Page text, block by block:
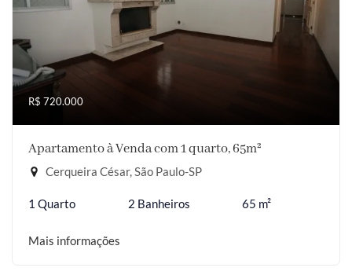
R$ 720.000
Apartamento à Venda com 1 quarto, 65m²
Cerqueira César, São Paulo-SP
1 Quarto 2 Banheiros 65 m²
Mais informações